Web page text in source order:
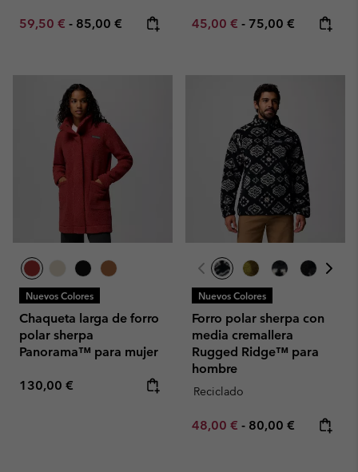
Minimum sale price:
59,50 € - Maximum price:
85,00 € Minimum sale price:
45,00 € - Maximum price:
75,00 €
Nuevos Colores
Chaqueta larga de forro
polar sherpa
Panorama™ para mujer
Regular price:
130,00 €
Nuevos Colores
Forro polar sherpa con
media cremallera
Rugged Ridge™ para
hombre
Reciclado
Minimum sale price:
48,00 € - Maximum price:
80,00 €